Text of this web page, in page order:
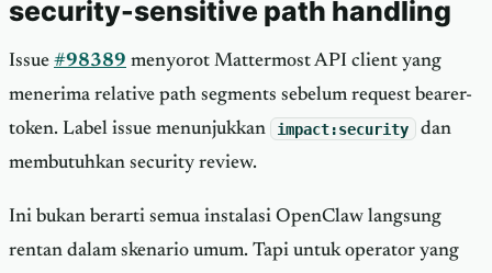
security-sensitive path handling
Issue #98389 menyorot Mattermost API client yang
menerima relative path segments sebelum request bearer-
token. Label issue menunjukkan
impact:security
dan
membutuhkan security review.
Ini bukan berarti semua instalasi OpenClaw langsung
rentan dalam skenario umum. Tapi untuk operator yang